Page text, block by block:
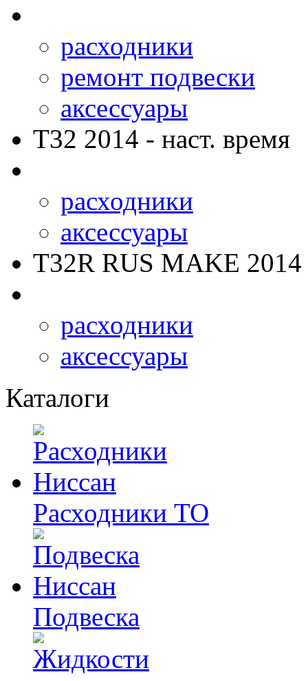
расходники
ремонт подвески
аксессуары
T32 2014 - наст. время
расходники
аксессуары
T32R RUS MAKE 2014
расходники
аксессуары
Каталоги
Расходники ТО
Подвеска